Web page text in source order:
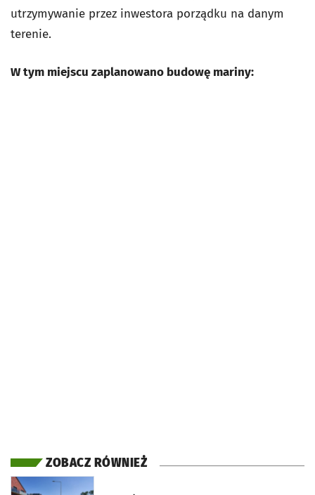
utrzymywanie przez inwestora porządku na danym
terenie.
W tym miejscu zaplanowano budowę mariny:
ZOBACZ RÓWNIEŻ
otworzy się w nowej karcie